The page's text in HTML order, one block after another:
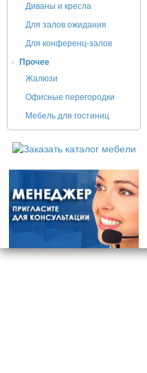
Диваны и кресла
Для залов ожидания
Для конференц-залов
Прочее
Жалюзи
Офисные перегородки
Мебель для гостиниц